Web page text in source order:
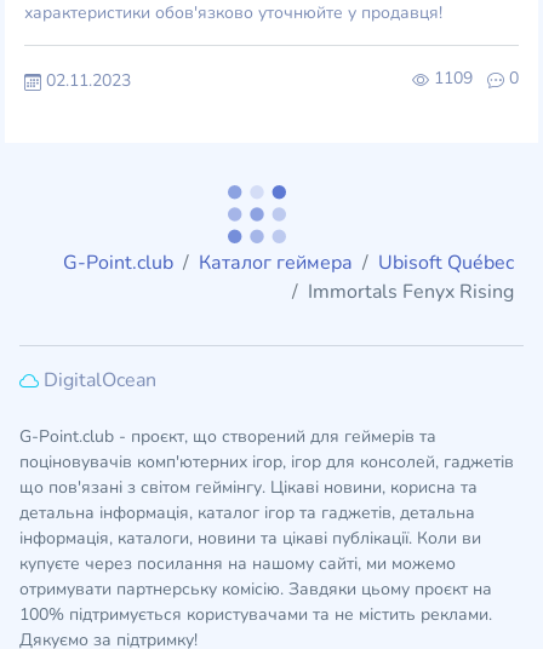
характеристики обов'язково уточнюйте у продавця!
1109 0
02.11.2023
G-Point.club Каталог геймера
Ubisoft Québec
Immortals Fenyx Rising
DigitalOcean
G-Point.club - проєкт, що створений для геймерів та
поціновувачів комп'ютерних ігор, ігор для консолей, гаджетів
що пов'язані з світом геймінгу. Цікаві новини, корисна та
детальна інформація, каталог ігор та гаджетів, детальна
інформація, каталоги, новини та цікаві публікації. Коли ви
купуєте через посилання на нашому сайті, ми можемо
отримувати партнерську комісію. Завдяки цьому проєкт на
100% підтримується користувачами та не містить реклами.
Дякуємо за підтримку!